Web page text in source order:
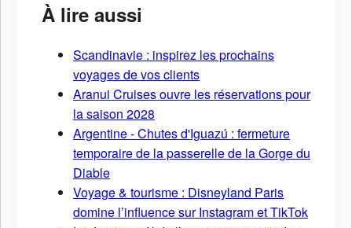
À lire aussi
Scandinavie : inspirez les prochains
voyages de vos clients
Aranui Cruises ouvre les réservations pour
la saison 2028
Argentine - Chutes d'Iguazú : fermeture
temporaire de la passerelle de la Gorge du
Diable
Voyage & tourisme : Disneyland Paris
domine l’influence sur Instagram et TikTok